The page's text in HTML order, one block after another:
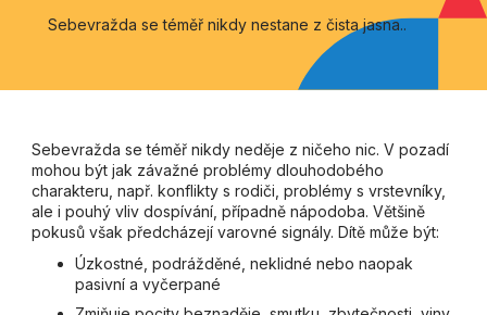
Sebevražda se téměř nikdy nestane z čista jasna..
Sebevražda se téměř nikdy neděje z ničeho nic. V pozadí
mohou být jak závažné problémy dlouhodobého
charakteru, např. konflikty s rodiči, problémy s vrstevníky,
ale i pouhý vliv dospívání, případně nápodoba. Většině
pokusů však předcházejí varovné signály. Dítě může být:
Úzkostné, podrážděné, neklidné nebo naopak
pasivní a vyčerpané